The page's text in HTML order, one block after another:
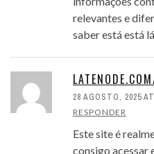
relevantes e
saber está está
28 AGOSTO, 2025
RESPONDER
Este site é
consigo acessar